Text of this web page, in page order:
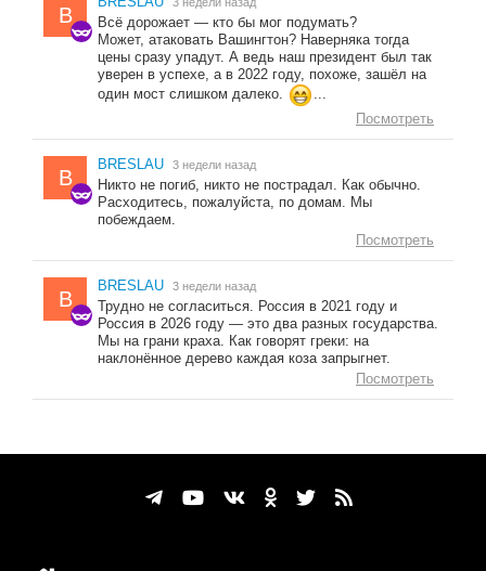
B
Всё дорожает — кто бы мог подумать?
Может, атаковать Вашингтон? Наверняка тогда
цены сразу упадут. А ведь наш президент был так
уверен в успехе, а в 2022 году, похоже, зашёл на
один мост слишком далеко.
...
Посмотреть
B
BRESLAU 3 недели назад
Никто не погиб, никто не пострадал. Как обычно.
Расходитесь, пожалуйста, по домам. Мы
побеждаем.
Посмотреть
B
BRESLAU 3 недели назад
Трудно не согласиться. Россия в 2021 году и
Россия в 2026 году — это два разных государства.
Мы на грани краха. Как говорят греки: на
наклонённое дерево каждая коза запрыгнет.
Посмотреть